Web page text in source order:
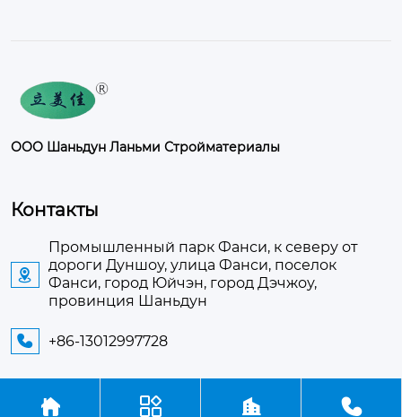
ООО Шаньдун Ланьми Стройматериалы
Контакты

Промышленный парк Фанси, к северу от
дороги Дуншоу, улица Фанси, поселок
Фанси, город Юйчэн, город Дэчжоу,
провинция Шаньдун
 +86-13012997728
   